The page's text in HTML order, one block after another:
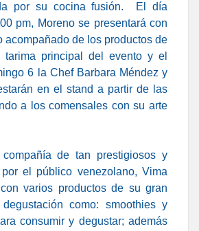
por su cocina fusión. El día
pm, Moreno se presentará con
acompañado de los productos de
tarima principal del evento y el
6 la Chef Barbara Méndez y
en el stand a partir de las
a los comensales con su arte
de tan prestigiosos y
el público venezolano, Vima
varios productos de su gran
como: smoothies y
consumir y degustar; además